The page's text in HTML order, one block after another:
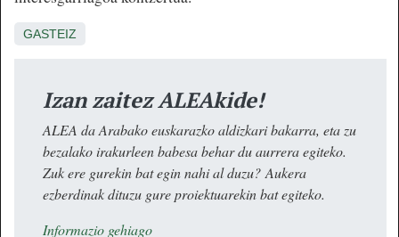
GASTEIZ
Izan zaitez ALEAkide!
ALEA da Arabako euskarazko aldizkari bakarra, eta zu
bezalako irakurleen babesa behar du aurrera egiteko.
Zuk ere gurekin bat egin nahi al duzu? Aukera
ezberdinak dituzu gure proiektuarekin bat egiteko.
Informazio gehiago